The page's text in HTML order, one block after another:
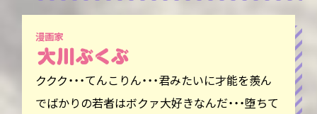
漫画家
ククク・・・てんこりん・・・君みたいに才能を羨ん
でばかりの若者はボクァ大好きなんだ・・・堕ちて